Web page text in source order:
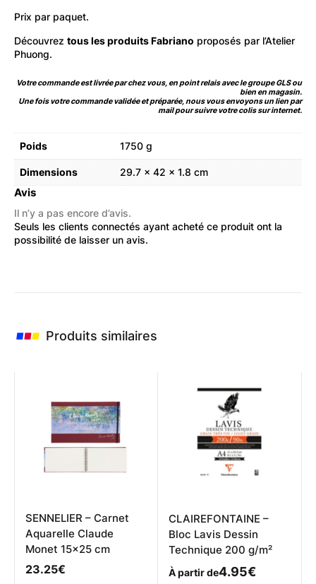
Prix par paquet.
Découvrez tous les produits Fabriano proposés par l’Atelier
Phuong.
Votre commande est livrée par chez vous, en point relais avec le groupe GLS ou
bien en magasin.
Une fois votre commande validée et préparée, nous vous envoyons un lien par
mail pour suivre votre colis sur internet.
Poids 1750 g
Dimensions 29.7 × 42 × 1.8 cm
Avis
Il n’y a pas encore d’avis.
Seuls les clients connectés ayant acheté ce produit ont la
possibilité de laisser un avis.
Produits similaires
SENNELIER – Carnet
Aquarelle Claude
Monet 15×25 cm
23.25€
CLAIREFONTAINE –
Bloc Lavis Dessin
Technique 200 g/m²
À partir de4.95€